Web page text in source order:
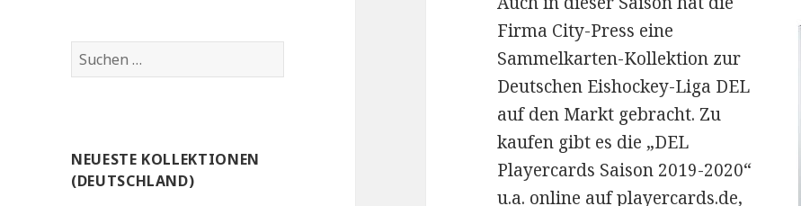
Suchen
nach:
NEUESTE KOLLEKTIONEN
(DEUTSCHLAND)
Firma City-Press eine
Sammelkarten-Kollektion zur
Deutschen Eishockey-Liga DEL
auf den Markt gebracht. Zu
kaufen gibt es die „DEL
Playercards Saison 2019-2020“
u.a. online auf playercards.de,